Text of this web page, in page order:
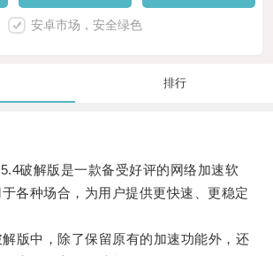
安卓市场，安全绿色
排行
破解版是一款备受好评的网络加速软
各种场合，为用户提供更快速、更稳定
中，除了保留原有的加速功能外，还